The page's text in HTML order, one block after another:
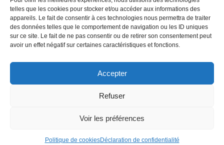
telles que les cookies pour stocker et/ou accéder aux informations des
appareils. Le fait de consentir à ces technologies nous permettra de traiter
des données telles que le comportement de navigation ou les ID uniques
sur ce site. Le fait de ne pas consentir ou de retirer son consentement peut
avoir un effet négatif sur certaines caractéristiques et fonctions.
Accepter
Refuser
Voir les préférences
Politique de cookiesDéclaration de confidentialité